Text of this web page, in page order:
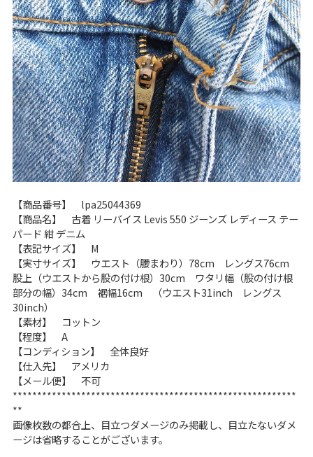
ご利用案内
お客様の声
レビュー1万件突破
お気に入りリスト
会員登録
メルマガ登録
会社概要
店舗一覧
古着卸売
プライバシーポリシー
お問い合わせ
【商品番号】 lpa25044369
【商品名】 古着 リーバイス Levis 550 ジーンズ レディース テー
パード 紺 デニム
【表記サイズ】 M
【実寸サイズ】 ウエスト（腰まわり）78cm レングス76cm
股上（ウエストから股の付け根）30cm ワタリ幅（股の付け根
部分の幅）34cm 裾幅16cm （ウエスト31inch レングス
30inch）
【素材】 コットン
【程度】 A
【コンディション】 全体良好
【仕入先】 アメリカ
【メール便】 不可
**********************************************************
**
画像枚数の都合上、目立つダメージのみ掲載し、目立たないダメ
ージは省略することがございます。